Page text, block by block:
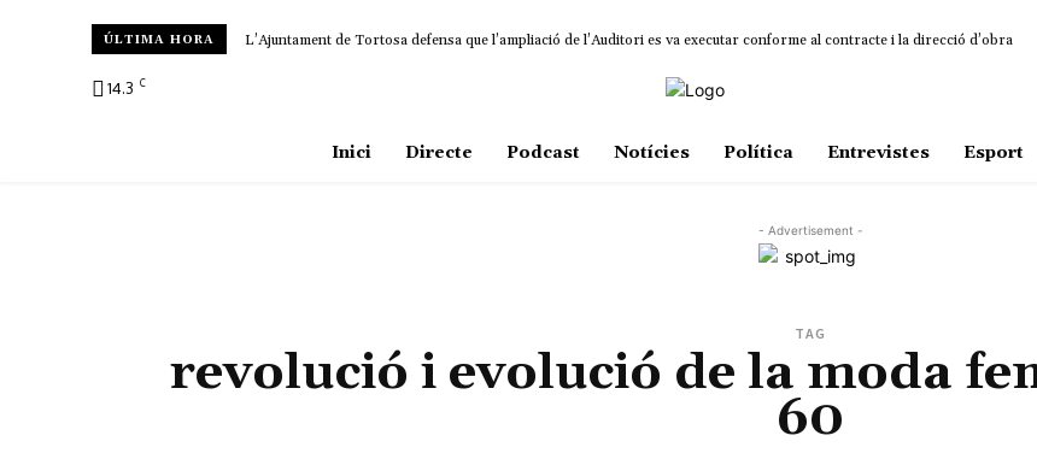
ÚLTIMA HORA L’Ajuntament de Tortosa defensa que l’ampliació de l’Auditori es va executar conforme al contracte i la direcció d’obra
14.3 C
Inici Directe Podcast Notícies Política Entrevistes Esport
- Advertisement -
TAG
revolució i evolució de la moda
60